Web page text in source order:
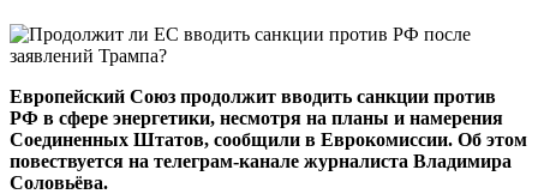
Европейский Союз продолжит вводить санкции против
РФ в сфере энергетики, несмотря на планы и намерения
Соединенных Штатов, сообщили в Еврокомиссии. Об этом
повествуется на телеграм-канале журналиста Владимира
Соловьёва.